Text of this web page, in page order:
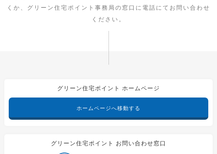
くか、グリーン住宅ポイント事務局の窓口に電話にてお問い合わせ
ください。
グリーン住宅ポイント ホームページ
ホームページへ移動する
グリーン住宅ポイント お問い合わせ窓口